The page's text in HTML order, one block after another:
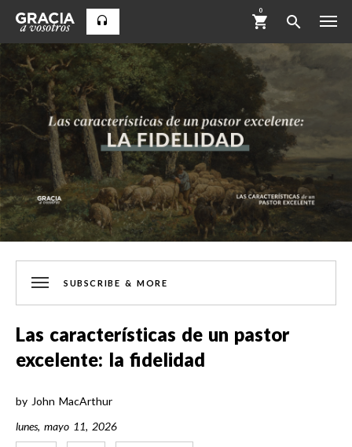
0
SUBSCRIBE & MORE
Las características de un pastor
excelente: la fidelidad
by John MacArthur
lunes, mayo 11, 2026